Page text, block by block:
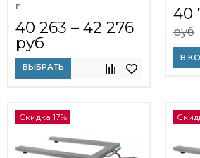
г
40 263 – 42 276
руб
ВЫБРАТЬ
40
руб
В
Скидка 17%